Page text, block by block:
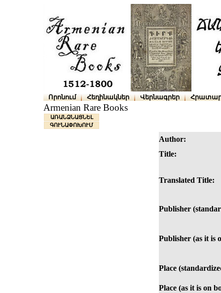
Որոնում Հեղինակներ Վերնագրեր
Armenian Rare Books
ԱՌԱՆՁՆԱՑՆԵԼ
ԳՈՒՆԱՓՈԽՈՒՄ
Author:
Title:
Translated Title:
Publisher
Publisher (as it is
Place
Place (as it is on